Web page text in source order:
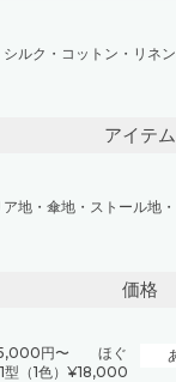
シルク ・ コットン ・ リネン
アイテム
ア地・ 傘地・ ストール地・
価格
円〜 ほぐ
型（1色）¥18,000